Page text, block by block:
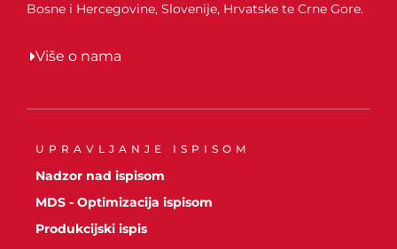
Bosne i Hercegovine, Slovenije, Hrvatske te Crne Gore.
Više o nama
UPRAVLJANJE ISPISOM
Nadzor nad ispisom
MDS - Optimizacija ispisom
Produkcijski ispis